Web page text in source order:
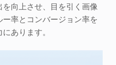
向上させ、目を引く画像
率とコンバージョン率を
あります。